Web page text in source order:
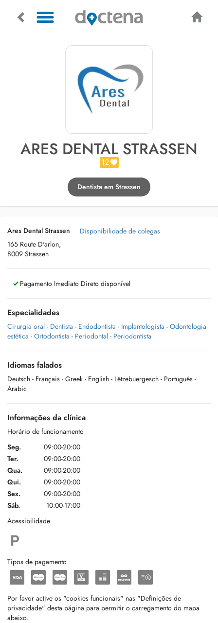
ARES DENTAL STRASSEN
12
Dentista em Strassen
Ares Dental Strassen
165 Route D'arlon,
8009 Strassen
Disponibilidade de colegas
Pagamento Imediato Direto disponível
Especialidades
Cirurgia oral - Dentista - Endodontista - Implantologista - Odontologia
estética - Ortodontista - Periodontal - Periodontista
Idiomas falados
Deutsch - Français - Greek - English - Lëtzebuergesch - Português -
Arabic
Informações da clínica
Horário de funcionamento
Seg.
09:00-20:00
Ter.
09:00-20:00
Qua.
09:00-20:00
Qui.
09:00-20:00
Sex.
09:00-20:00
Sáb.
10:00-17:00
Acessibilidade
Tipos de pagamento
Por favor active os "cookies funcionais" nas "Definições de
privacidade" desta página para permitir o carregamento do mapa
abaixo.